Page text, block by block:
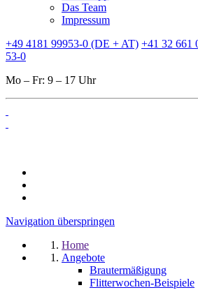
Das Team
Impressum
+49 4181 99953-0 (DE + AT) +41 32 661
53-0
Mo – Fr: 9 – 17 Uhr
Navigation überspringen
Home
Angebote
Brautermäßigung
Flitterwochen-Beispiele